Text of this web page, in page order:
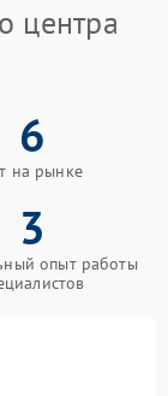
центра
6
на рынке
3
опыт работы